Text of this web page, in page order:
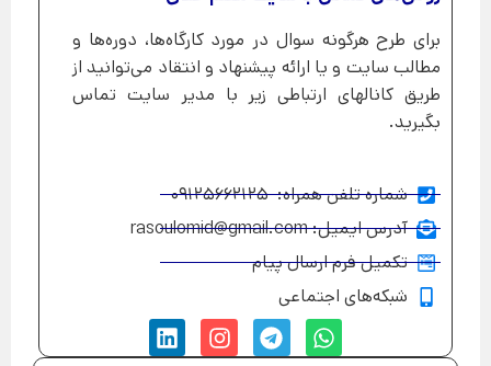
برای طرح هرگونه سوال در مورد کارگاه‌ها، دوره‌ها و
مطالب سایت و یا ارائه پیشنهاد و انتقاد می‌توانید از
طریق کانالهای ارتباطی زیر با مدیر سایت تماس
بگیرید.
شماره تلفن همراه: 09125662125
آدرس ایمیل: rasoulomid@gmail.com
تکمیل فرم ارسال پیام
شبکه‌های اجتماعی